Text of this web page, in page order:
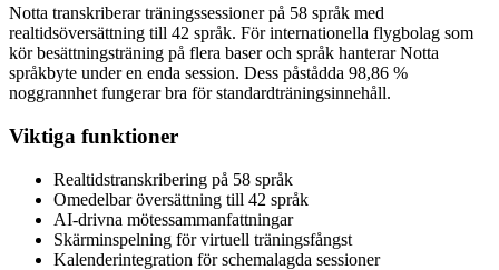
Notta transkriberar träningssessioner på 58 språk med
realtidsöversättning till 42 språk. För internationella flygbolag som
kör besättningsträning på flera baser och språk hanterar Notta
språkbyte under en enda session. Dess påstådda 98,86 %
noggrannhet fungerar bra för standardträningsinnehåll.
Viktiga funktioner
Realtidstranskribering på 58 språk
Omedelbar översättning till 42 språk
AI-drivna mötessammanfattningar
Skärminspelning för virtuell träningsfångst
Kalenderintegration för schemalagda sessioner